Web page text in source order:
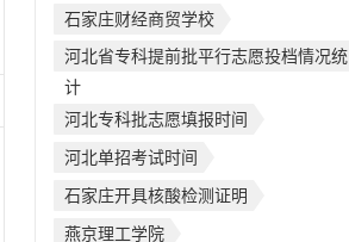
石家庄财经商贸学校
河北省专科提前批平行志愿投档情况统
计
河北专科批志愿填报时间
河北单招考试时间
石家庄开具核酸检测证明
燕京理工学院